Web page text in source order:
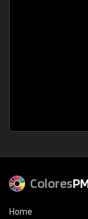
Colores
Home